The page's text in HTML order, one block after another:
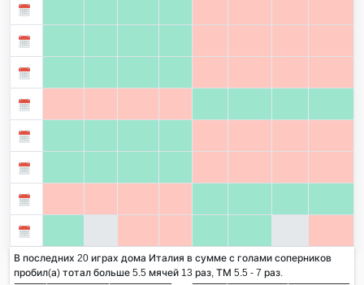
В последних 20 играх дома Италия в сумме с голами соперников
пробил(а) тотал больше 5.5 мячей 13 раз, ТМ 5.5 - 7 раз.